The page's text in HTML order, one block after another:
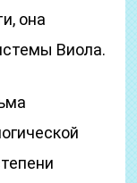
она
Виола.